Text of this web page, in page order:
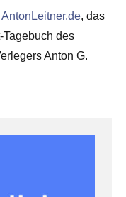
AntonLeitner.de, das
Tagebuch des
Anton G.